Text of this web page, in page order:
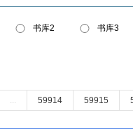
书库2 书库3
... 59914 59915